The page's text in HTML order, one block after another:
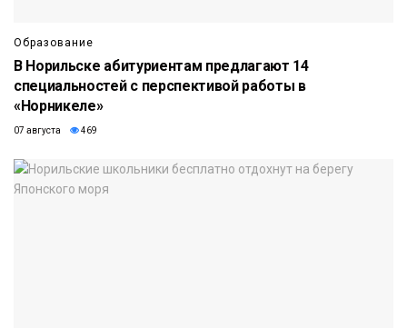
Образование
В Норильске абитуриентам предлагают 14
специальностей с перспективой работы в
«Норникеле»
07 августа 469